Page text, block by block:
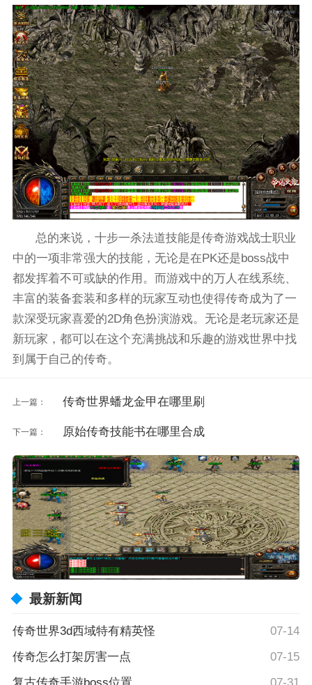
总的来说，十步一杀法道技能是传奇游戏战士职业
中的一项非常强大的技能，无论是在PK还是boss战中
都发挥着不可或缺的作用。而游戏中的万人在线系统、
丰富的装备套装和多样的玩家互动也使得传奇成为了一
款深受玩家喜爱的2D角色扮演游戏。无论是老玩家还是
新玩家，都可以在这个充满挑战和乐趣的游戏世界中找
到属于自己的传奇。
上一篇： 传奇世界蟠龙金甲在哪里刷
下一篇： 原始传奇技能书在哪里合成
最新新闻
传奇世界3d西域特有精英怪
07-14
传奇怎么打架厉害一点
07-15